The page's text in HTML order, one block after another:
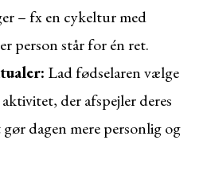
– fx en cykeltur med
person står for én ret.
Lad fødselaren vælge
der afspejler deres
dagen mere personlig og